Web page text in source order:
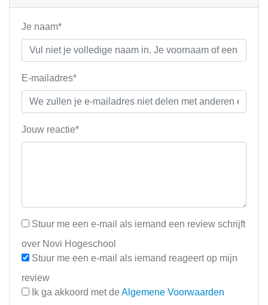
Je naam*
E-mailadres*
Jouw reactie*
Stuur me een e-mail als iemand een review schrijft
over Novi Hogeschool
Stuur me een e-mail als iemand reageert op mijn
review
Ik ga akkoord met de Algemene Voorwaarden